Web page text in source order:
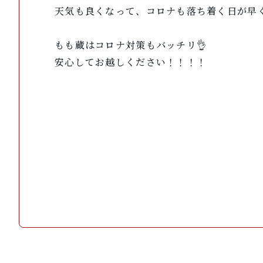
天気も良くなって、コロナも落ち着く日が早
もも蔵はコロナ対策もバッチリ👌
安心してお越しください！！！！